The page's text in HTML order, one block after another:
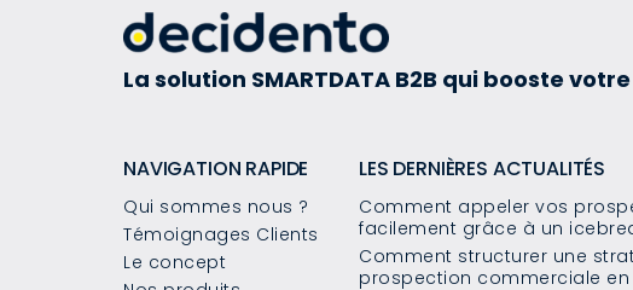
La solution SMARTDATA B2B qui booste
NAVIGATION RAPIDE
Qui sommes nous ?
Témoignages Clients
Le concept
LES DERNIÈRES ACTUALITÉS
Comment appeler vos
facilement grâce à un
Comment structurer une
prospection commerciale en